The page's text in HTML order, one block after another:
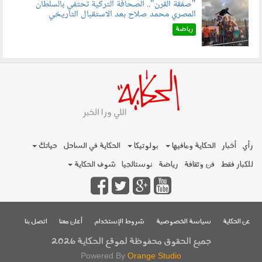
070801.jpg
"صفقة القرن".. الصحافة التركية تحتفي بالسلطان
المصري محمد صلاح بعد الاستقبال التاريخي
رياضة
رأي أخبار الحكاية ومافيها بولوتيكا الحكاية في الساحل
حياتك
للكبار فقط فن وثقافة رياضة نوستالجيا شوف الحكاية
عن الحكاية سياسة الخصوصية شروط الإستخدام أعلن معنا اتصل بنا
جميع الحقوق محفوظة لموقع الحكاية 2026
Powered By Orange Studio